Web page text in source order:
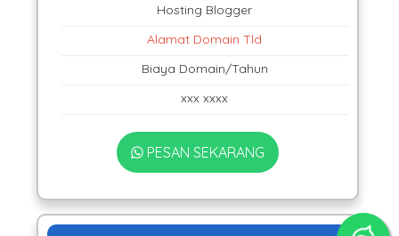
Hosting Blogger
Alamat Domain Tld
Biaya Domain/Tahun
xxx xxxx
PESAN SEKARANG